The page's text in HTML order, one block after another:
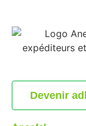
Devenir